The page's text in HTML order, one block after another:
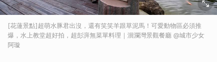
[花蓮景點]超萌水豚君出沒，還有笑笑羊跟草泥馬！可愛動物區必須推
爆，水上教堂超好拍，超彭湃無菜單料理｜洄瀾灣景觀餐廳 @城市少女
阿璇